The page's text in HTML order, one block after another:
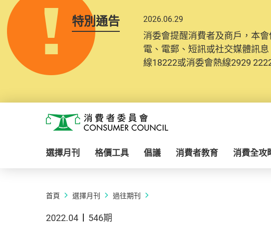
特別通告 2026.06.29
消委會提醒消費者及商戶，本
電、電郵、短訊或社交媒體訊
線18222或消委會熱線2929
消費者委員會
選擇月刊 格價工具 倡議 消費者教育 消費全攻
首頁 選擇月刊 過往期刊
2022.04 546期